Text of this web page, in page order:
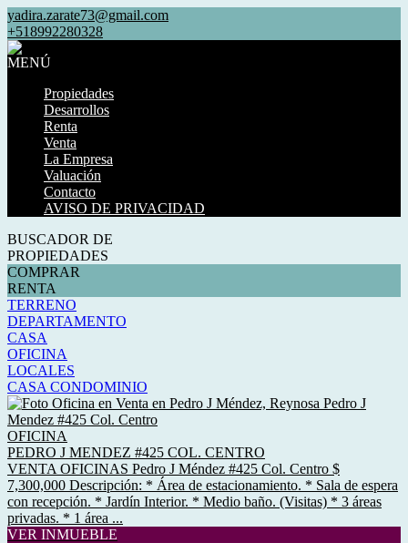
yadira.zarate73@gmail.com
+518992280328
MENÚ
Propiedades
Desarrollos
Renta
Venta
La Empresa
Valuación
Contacto
AVISO DE PRIVACIDAD
BUSCADOR DE
PROPIEDADES
COMPRAR
RENTA
TERRENO
DEPARTAMENTO
CASA
OFICINA
LOCALES
CASA CONDOMINIO
OFICINA
PEDRO J MENDEZ #425 COL. CENTRO
VENTA OFICINAS Pedro J Méndez #425 Col. Centro $
7,300,000 Descripción: * Área de estacionamiento. * Sala de espera
con recepción. * Jardín Interior. * Medio baño. (Visitas) * 3 áreas
privadas. * 1 área ...
VER INMUEBLE